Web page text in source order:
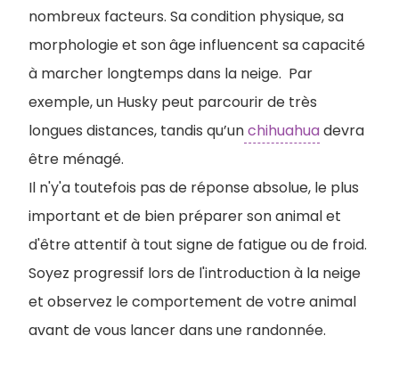
nombreux facteurs. Sa condition physique, sa
morphologie et son âge influencent sa capacité
à marcher longtemps dans la neige. Par
exemple, un Husky peut parcourir de très
longues distances, tandis qu’unchihuahuadevra
être ménagé.
Il n'y'a toutefois pas de réponse absolue, le plus
important et de bien préparer son animal et
d'être attentif à tout signe de fatigue ou de froid.
Soyez progressif lors de l'introduction à la neige
et observez le comportement de votre animal
avant de vous lancer dans une randonnée.